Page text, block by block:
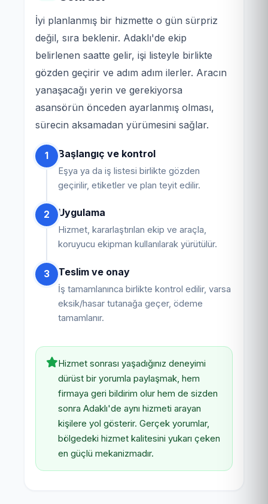
İyi planlanmış bir hizmette o gün sürpriz
değil, sıra beklenir. Adaklı'de ekip
belirlenen saatte gelir, işi listeyle birlikte
gözden geçirir ve adım adım ilerler. Aracın
yanaşacağı yerin ve gerekiyorsa
asansörün önceden ayarlanmış olması,
sürecin aksamadan yürümesini sağlar.
1 Başlangıç ve kontrol
Eşya ya da iş listesi birlikte gözden
geçirilir, etiketler ve plan teyit edilir.
2 Uygulama
Hizmet, kararlaştırılan ekip ve araçla,
koruyucu ekipman kullanılarak yürütülür.
3 Teslim ve onay
İş tamamlanınca birlikte kontrol edilir, varsa
eksik/hasar tutanağa geçer, ödeme
tamamlanır.
Hizmet sonrası yaşadığınız deneyimi
dürüst bir yorumla paylaşmak, hem
firmaya geri bildirim olur hem de sizden
sonra Adaklı'de aynı hizmeti arayan
kişilere yol gösterir. Gerçek yorumlar,
bölgedeki hizmet kalitesini yukarı çeken
en güçlü mekanizmadır.